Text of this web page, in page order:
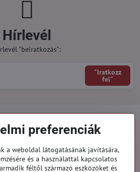
Hírlevél
"beiratkozás":
"Iratkozz
fel"
preferenciák
a weboldal látogatásának javítására,
és a használattal kapcsolatos
féltől származó eszközöket és